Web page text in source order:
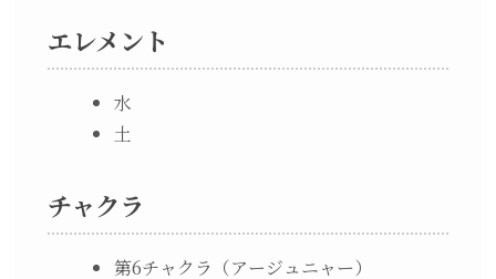
エレメント
水
土
チャクラ
第6チャクラ（アージュニャー）